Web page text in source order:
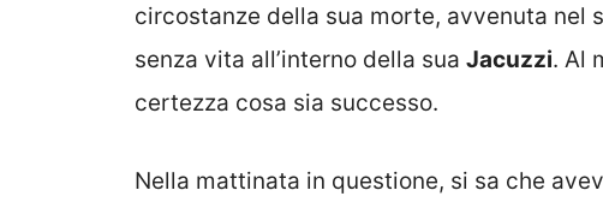
circostanze della sua morte, avvenuta nel
senza vita all’interno della sua Jacuzzi. Al
certezza cosa sia successo.
Nella mattinata in questione, si sa che